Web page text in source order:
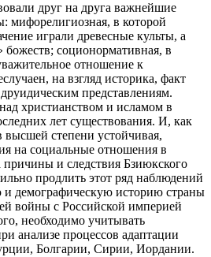
друг на друга важнейшие
мифорелигиозная, в которой
играли древесные культы, а
божеств; соционормативная, в
отношение к
на взгляд историка, факт
представлениям.
христианством и исламом в
лет существования. И, как
степени устойчивая,
на социальные отношения в
и следствия Бзиюкского
продлить этот ряд наблюдений
и демографическую историю страны
войны с Российской империей
необходимо учитывать
анализе процессов адаптации
Болгарии, Сирии, Иордании.